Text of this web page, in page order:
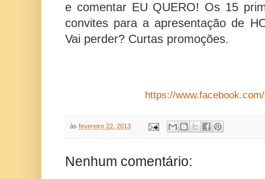
e comentar EU QUERO! Os 15
convites para a apresentação de
Vai perder? Curtas promoções.
https://
às fevereiro 22, 2013
Nenhum comentário: